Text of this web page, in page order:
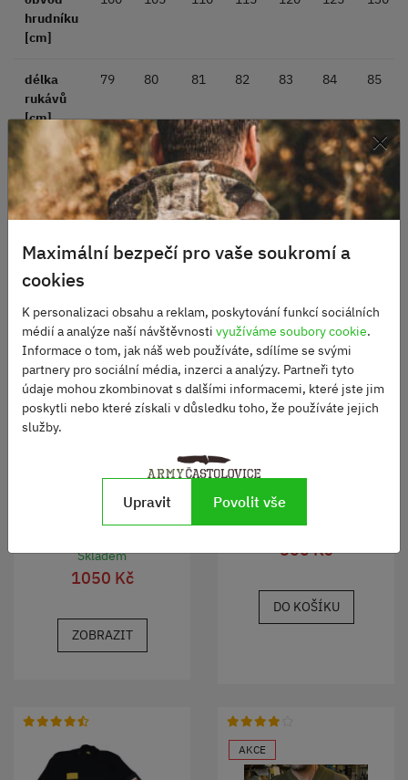
hrudníku
[cm]
délka
rukávů
[cm]
79 80 81 82 83 84 85
délka
zad [cm]
66 67,5 69 71 73 75 75,5
Alternativní produkty
Vesta 2007 pro výkonné
letce AČR BÉŽOVÁ použitá
Skladem
1050 Kč
ZOBRAZIT
Svetr Britský komando
modrý
Skladem
500 Kč
DO KOŠÍKU
AKCE
×
Maximální bezpečí pro vaše soukromí a
cookies
K personalizaci obsahu a reklam, poskytování funkcí sociálních
médií a analýze naší návštěvnosti využíváme soubory cookie.
Informace o tom, jak náš web používáte, sdílíme se svými
partnery pro sociální média, inzerci a analýzy. Partneři tyto
údaje mohou zkombinovat s dalšími informacemi, které jste jim
poskytli nebo které získali v důsledku toho, že používáte jejich
služby.
Upravit Povolit vše